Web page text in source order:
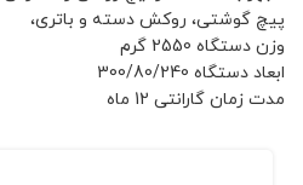
پیچ گوشتی، روکش دسته و باتری،
وزن دستگاه 2550 گرم
ابعاد دستگاه 300/80/240
مدت زمان گارانتی 12 ماه